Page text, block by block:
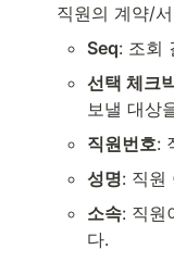
직원의 계약/
Seq: 조회
선택 체크
보낼 대상
직원번호:
성명: 직원
소속: 직원
다.